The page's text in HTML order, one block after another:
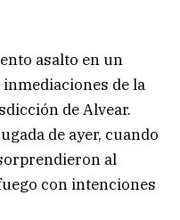
asalto en un
de la
de Alvear.
de ayer, cuando
al
con intenciones